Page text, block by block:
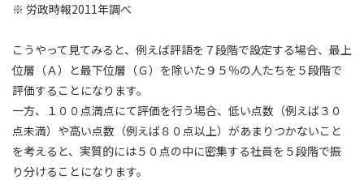
※ 労政時報2011年調べ
こうやって見てみると、例えば評語を７段階で設定する場合、最上
位層（Ａ）と最下位層（Ｇ）を除いた９５％の人たちを５段階で
評価することになります。
一方、１００点満点にて評価を行う場合、低い点数（例えば３０
点未満）や高い点数（例えば８０点以上）があまりつかないこと
を考えると、実質的には５０点の中に密集する社員を５段階で振
り分けることになります。